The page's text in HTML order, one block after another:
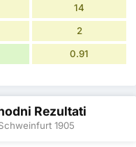
14
2
0.91
Rezultati
1905